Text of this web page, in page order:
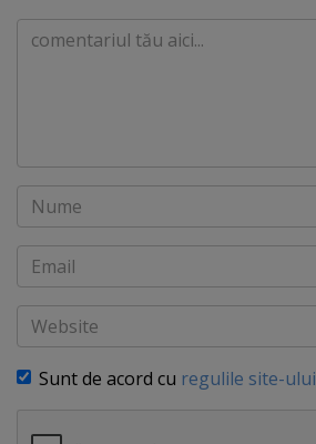
Comentariu
Nume
Email
Website
Sunt de acord cu regulile site-ului